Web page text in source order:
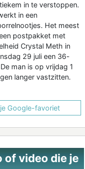
in te verstoppen.
in een
Het meest
postpakket met
Crystal Meth in
29 juli een 36-
man is op vrijdag 1
langer vastzitten.
je Google-favoriet
of video die je